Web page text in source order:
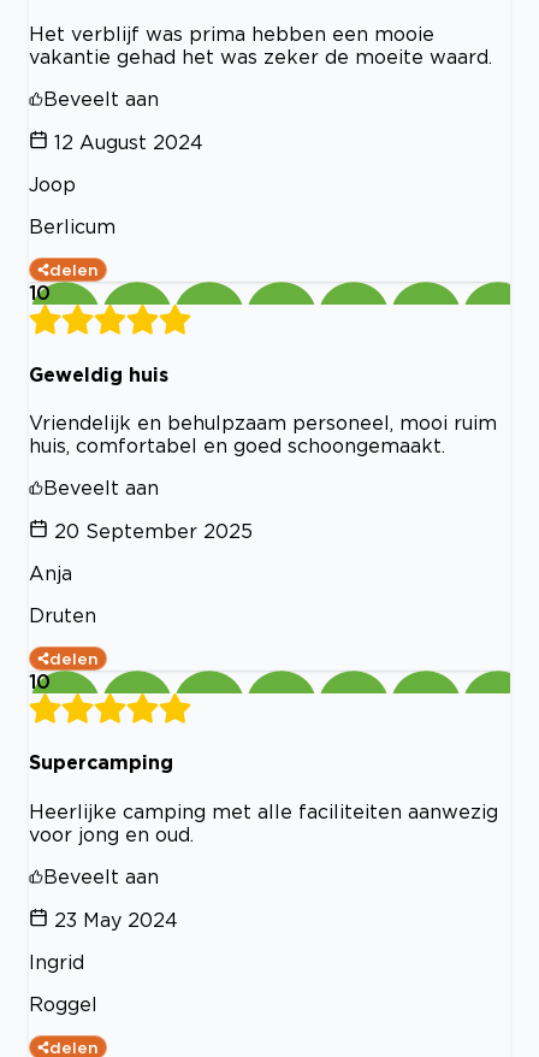
Het verblijf was prima hebben een mooie
vakantie gehad het was zeker de moeite waard.
Beveelt aan
12 August 2024
Joop
Berlicum
delen
10
Geweldig huis
Vriendelijk en behulpzaam personeel, mooi ruim
huis, comfortabel en goed schoongemaakt.
Beveelt aan
20 September 2025
Anja
Druten
delen
10
Supercamping
Heerlijke camping met alle faciliteiten aanwezig
voor jong en oud.
Beveelt aan
23 May 2024
Ingrid
Roggel
delen